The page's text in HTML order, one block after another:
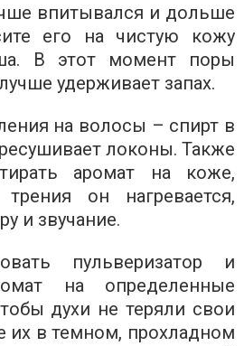
впитывался и дольше
его на чистую кожу
В этот момент поры
удерживает запах.
на волосы – спирт в
локоны. Также
аромат на коже,
он нагревается,
и звучание.
пульверизатор и
на определенные
духи не теряли свои
их в темном, прохладном